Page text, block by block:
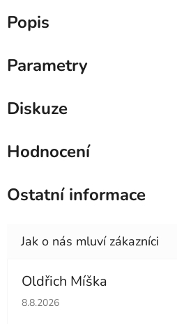
Popis
Parametry
Diskuze
Hodnocení
Ostatní informace
Oldřich Míška
Hodnocení obchodu je 5 z 5
8.8.2026